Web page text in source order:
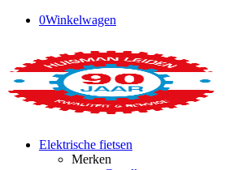
0Winkelwagen
Elektrische fietsen
Merken